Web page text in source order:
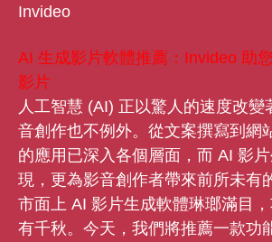
Invideo
AI 生成影片軟體推薦：Invideo 助
影片
人工智慧 (AI) 正以驚人的速度改變
音創作也不例外。從文案撰寫到網
的應用已深入各個層面，而 AI 影
現，更為影音創作者帶來前所未有
市面上 AI 影片生成軟體琳瑯滿目
有千秋。今天，我們將推薦一款功